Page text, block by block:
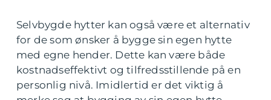
Selvbygde hytter kan også være et alternativ
for de som ønsker å bygge sin egen hytte
med egne hender. Dette kan være både
kostnadseffektivt og tilfredsstillende på en
personlig nivå. Imidlertid er det viktig å